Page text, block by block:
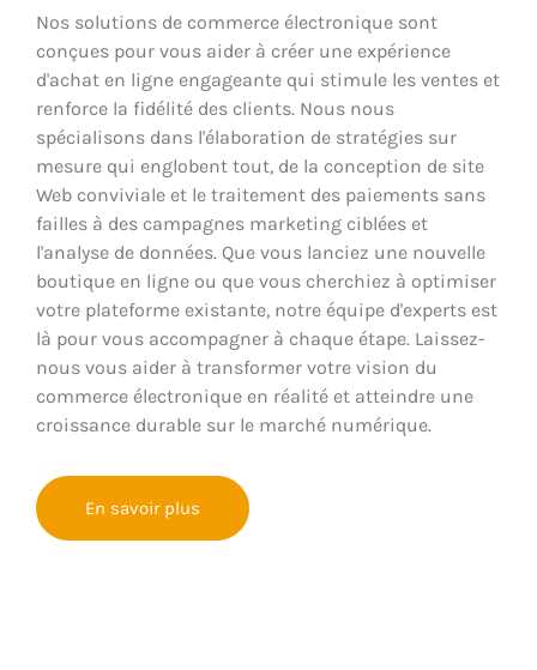
Nos solutions de commerce électronique sont
conçues pour vous aider à créer une expérience
d'achat en ligne engageante qui stimule les ventes et
renforce la fidélité des clients. Nous nous
spécialisons dans l'élaboration de stratégies sur
mesure qui englobent tout, de la conception de site
Web conviviale et le traitement des paiements sans
failles à des campagnes marketing ciblées et
l'analyse de données. Que vous lanciez une nouvelle
boutique en ligne ou que vous cherchiez à optimiser
votre plateforme existante, notre équipe d'experts est
là pour vous accompagner à chaque étape. Laissez-
nous vous aider à transformer votre vision du
commerce électronique en réalité et atteindre une
croissance durable sur le marché numérique.
En savoir plus